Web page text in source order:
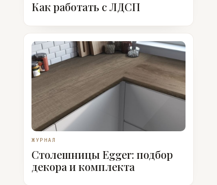
Как работать с ЛДСП
ЖУРНАЛ
Столешницы Egger: подбор
декора и комплекта